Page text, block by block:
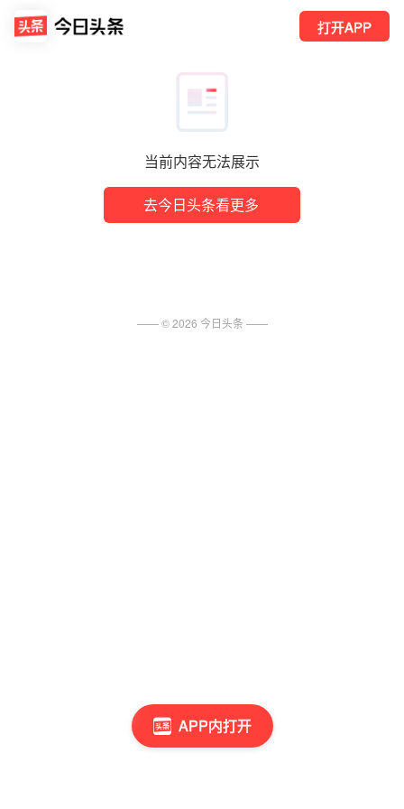
当前内容无法展示
去今日头条看更多
打开APP
APP内打开
—— ©2026 今日头条 ——